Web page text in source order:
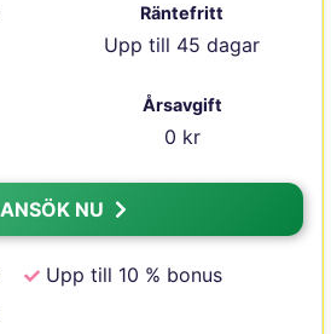
Räntefritt
Upp till 45 dagar
Årsavgift
0 kr
ANSÖK NU
Upp till 10 % bonus